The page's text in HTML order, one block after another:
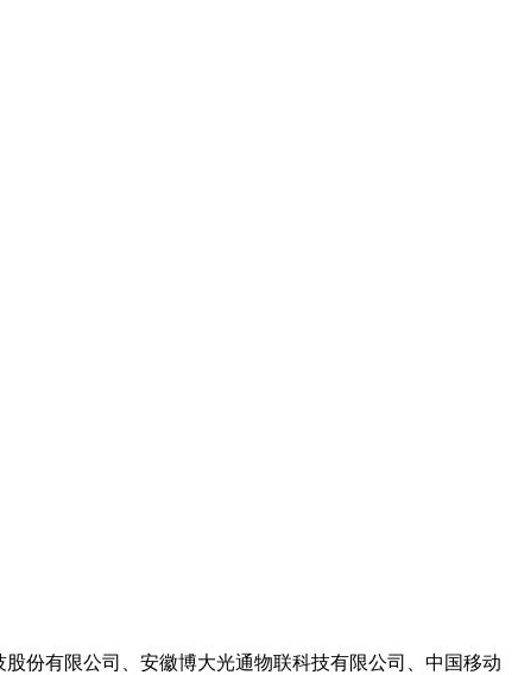
份有限公司、安徽博大光通物联科技有限公司、中国移动